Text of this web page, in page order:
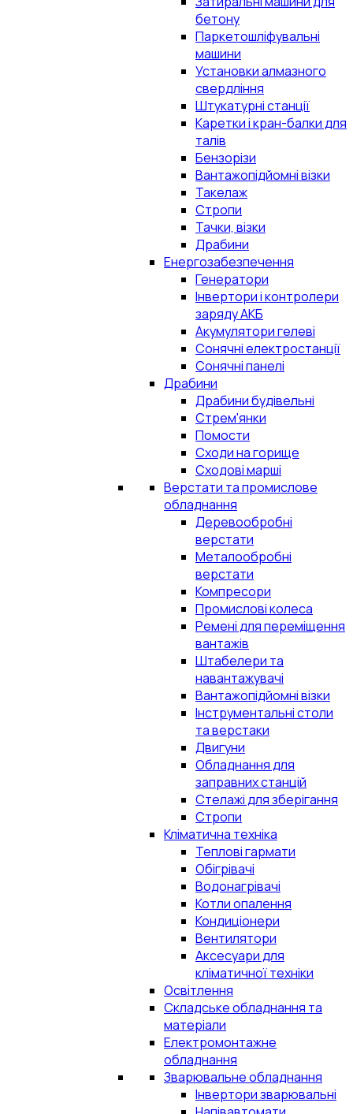
бетону
Паркетошліфувальні
машини
Установки алмазного
свердління
Штукатурні станції
Каретки і кран-балки для
талів
Бензорізи
Вантажопідйомні візки
Такелаж
Стропи
Тачки, візки
Драбини
Енергозабезпечення
Генератори
Інвертори і контролери
заряду АКБ
Акумулятори гелеві
Сонячні електростанції
Сонячні панелі
Драбини
Драбини будівельні
Стрем'янки
Помости
Сходи на горище
Сходові марші
Верстати та промислове
обладнання
Деревообробні
верстати
Металообробні
верстати
Компресори
Промислові колеса
Ремені для переміщення
вантажів
Штабелери та
навантажувачі
Вантажопідйомні візки
Інструментальні столи
та верстаки
Двигуни
Обладнання для
заправних станцій
Стелажі для зберігання
Стропи
Кліматична техніка
Теплові гармати
Обігрівачі
Водонагрівачі
Котли опалення
Кондиціонери
Вентилятори
Аксесуари для
кліматичної техніки
Освітлення
Складське обладнання та
матеріали
Електромонтажне
обладнання
Зварювальне обладнання
Інвертори зварювальні